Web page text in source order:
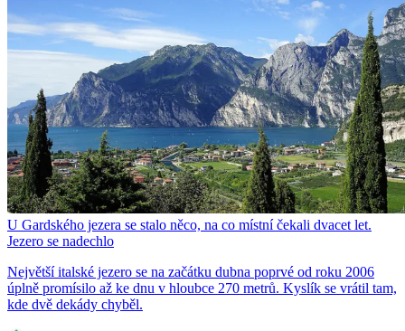
U Gardského jezera se stalo něco, na co místní čekali dvacet let.
Jezero se nadechlo
Největší italské jezero se na začátku dubna poprvé od roku 2006
úplně promísilo až ke dnu v hloubce 270 metrů. Kyslík se vrátil tam,
kde dvě dekády chyběl.